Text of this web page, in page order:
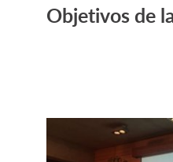
Objetivos de